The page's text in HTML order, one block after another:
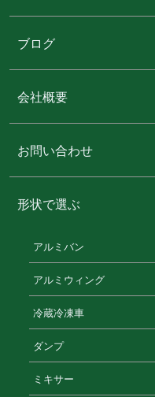
ブログ
会社概要
お問い合わせ
形状で選ぶ
アルミバン
アルミウィング
冷蔵冷凍⾞
ダンプ
ミキサー